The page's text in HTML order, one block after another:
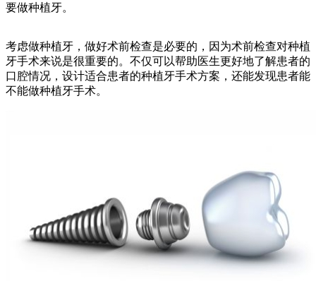
要做种植牙。
考虑做种植牙，做好术前检查是必要的，因为术前检查对种植
牙手术来说是很重要的。不仅可以帮助医生更好地了解患者的
口腔情况，设计适合患者的种植牙手术方案，还能发现患者能
不能做种植牙手术。